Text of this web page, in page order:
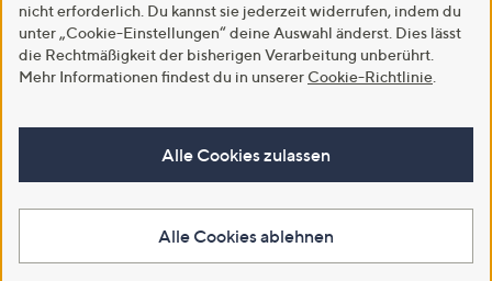
nicht erforderlich. Du kannst sie jederzeit widerrufen, indem du
unter „Cookie-Einstellungen“ deine Auswahl änderst. Dies lässt
die Rechtmäßigkeit der bisherigen Verarbeitung unberührt.
Mehr Informationen findest du in unserer Cookie-Richtlinie
Alle Cookies zulassen
Alle Cookies ablehnen